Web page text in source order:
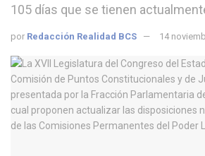
105 días que se tienen
por Redacción Realidad BCS 14